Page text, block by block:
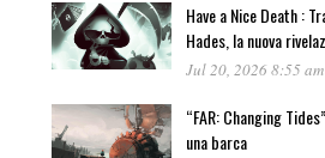
Have a Nice Death :
Hades, la nuova
Jul 20, 2026 8:55 am
“FAR: Changing
una barca